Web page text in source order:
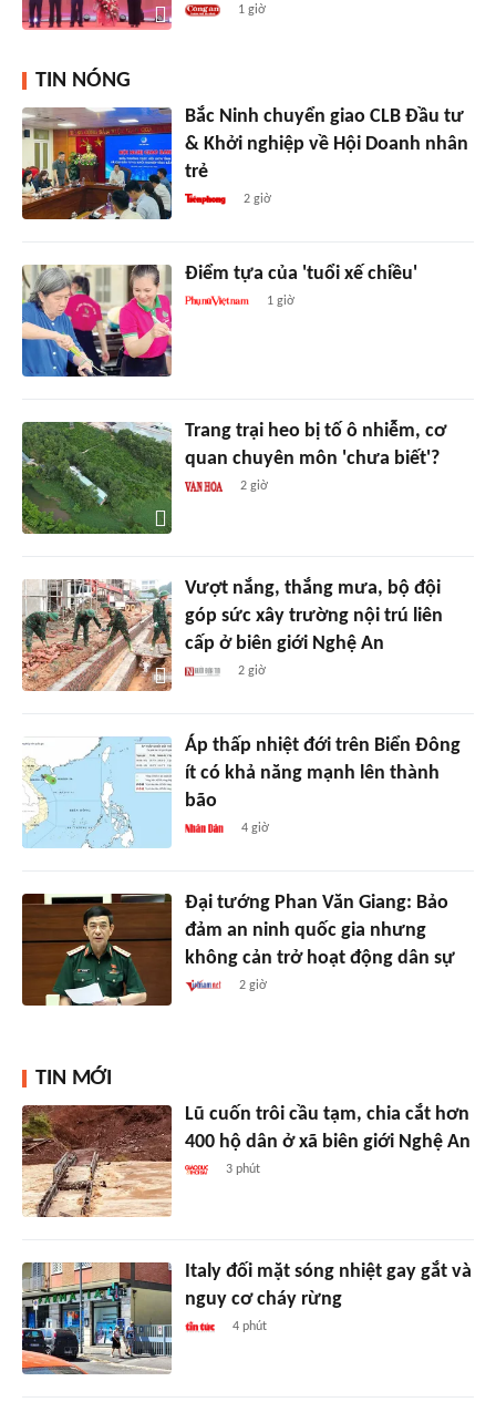
1 giờ
TIN NÓNG
Bắc Ninh chuyển giao CLB Đầu tư
& Khởi nghiệp về Hội Doanh nhân
trẻ
2 giờ
Điểm tựa của 'tuổi xế chiều'
1 giờ
Trang trại heo bị tố ô nhiễm, cơ
quan chuyên môn 'chưa biết'?
2 giờ
Vượt nắng, thắng mưa, bộ đội
góp sức xây trường nội trú liên
cấp ở biên giới Nghệ An
2 giờ
Áp thấp nhiệt đới trên Biển Đông
ít có khả năng mạnh lên thành
bão
4 giờ
Đại tướng Phan Văn Giang: Bảo
đảm an ninh quốc gia nhưng
không cản trở hoạt động dân sự
2 giờ
TIN MỚI
Lũ cuốn trôi cầu tạm, chia cắt hơn
400 hộ dân ở xã biên giới Nghệ An
3 phút
Italy đối mặt sóng nhiệt gay gắt và
nguy cơ cháy rừng
4 phút